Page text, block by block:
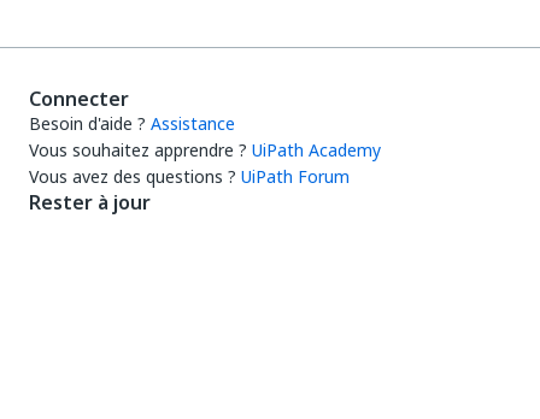
Connecter
Besoin d'aide ? Assistance
Vous souhaitez apprendre ? UiPath Academy
Vous avez des questions ? UiPath Forum
Rester à jour